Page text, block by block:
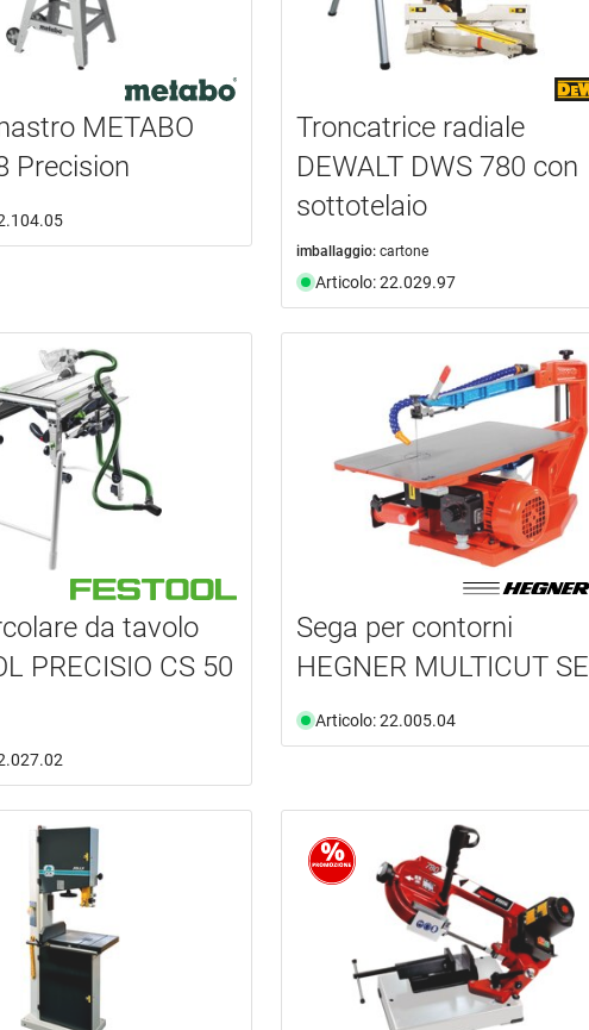
METABO
Precision
Troncatrice radiale
DEWALT DWS 780 con
sottotelaio
imballaggio: cartone
Articolo: 22.029.97
da tavolo
PRECISIO CS 50
Sega per contorni
HEGNER MULTICUT SE
Articolo: 22.005.04